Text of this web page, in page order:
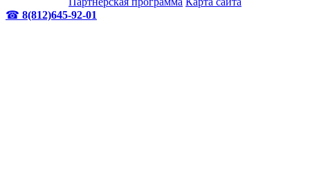
☎ 8(812)645-92-01